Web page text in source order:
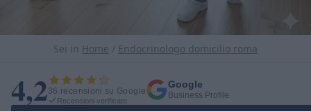
Sei in Home / Endocrinologo domicilio roma
4,236 recensioni su Google
Recensioni verificate
Google
Business Profile